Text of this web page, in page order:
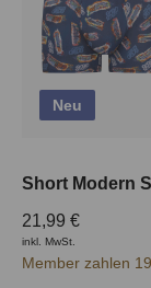
Neu
Short Modern
21,99 €
inkl. MwSt.
Member zahlen